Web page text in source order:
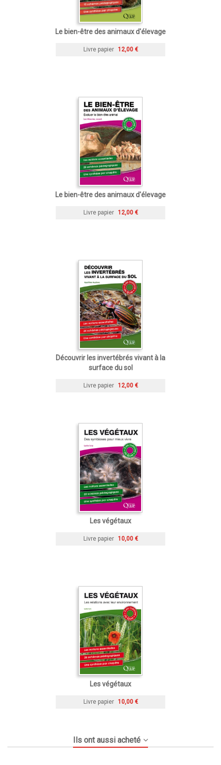
Le bien-être des animaux d'élevage
Livre papier 12,00 €
Le bien-être des animaux d'élevage
Livre papier 12,00 €
Découvrir les invertébrés vivant à la
surface du sol
Livre papier 12,00 €
Les végétaux
Livre papier 10,00 €
Les végétaux
Livre papier 10,00 €
Ils ont aussi acheté